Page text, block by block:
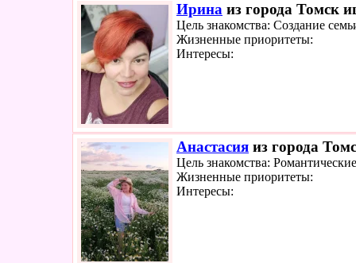
Ирина из города Томск
Цель знакомства: Создание
Жизненные приоритеты:
Интересы:
Анастасия из города
Цель знакомства:
Жизненные приоритеты:
Интересы: